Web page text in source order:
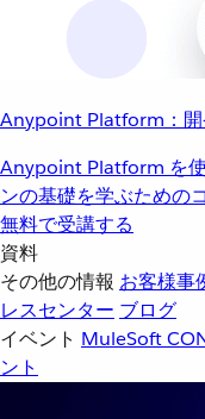
Anypoint Platform：開
Anypoint Platform を
ンの基礎を学ぶための
無料で受講する
資料
その他の情報 お客様事
レスセンター ブログ
イベント MuleSoft
ント